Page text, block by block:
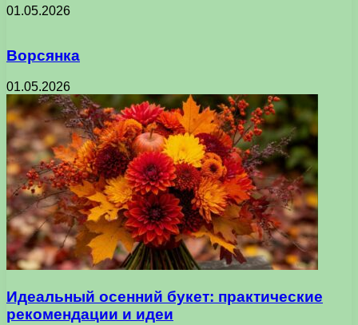
01.05.2026
Ворсянка
01.05.2026
Идеальный осенний букет: практические
рекомендации и идеи